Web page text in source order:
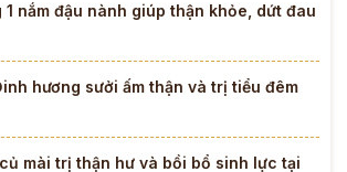
1 nắm đậu nành giúp thận khỏe, dứt đau
hương sưởi ấm thận và trị tiểu đêm
mài trị thận hư và bồi bổ sinh lực tại